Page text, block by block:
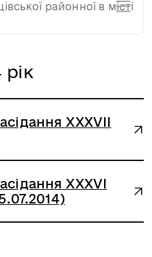
рік
XXXVIІ
XXXVI
районної в місті